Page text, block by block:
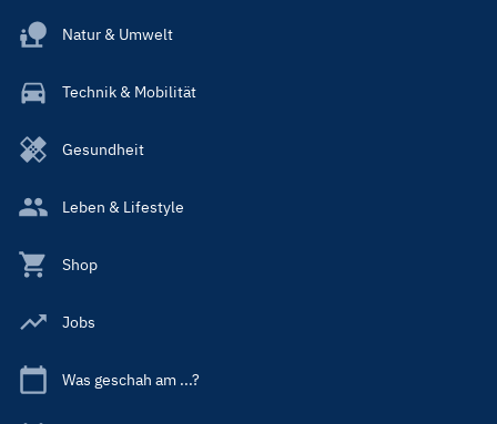
Natur & Umwelt
Technik & Mobilität
Gesundheit
Leben & Lifestyle
Shop
Jobs
Was geschah am ...?